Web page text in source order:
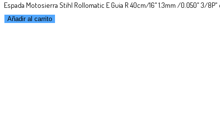
Espada Motosierra Stihl Rollomatic E Guia R 40cm/16" 1.3mm /0.050" 3/
Añadir al carrito